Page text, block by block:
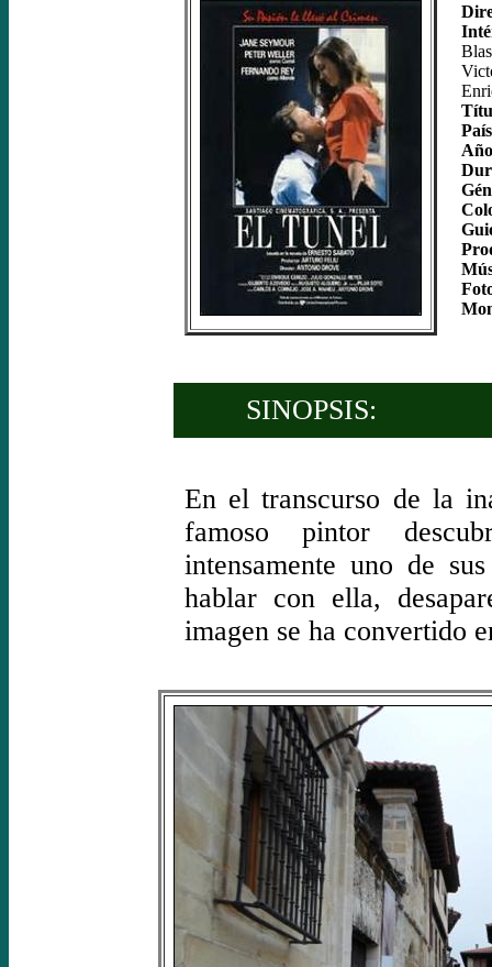
SINOPSIS:
En el transcurso de la
famoso pintor
intensamente uno de
hablar con ella,
imagen se ha convertido